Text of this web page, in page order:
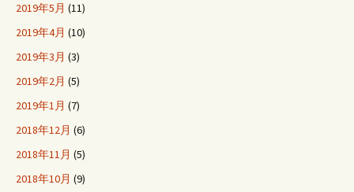
2019年5月 (11)
2019年4月 (10)
2019年3月 (3)
2019年2月 (5)
2019年1月 (7)
2018年12月 (6)
2018年11月 (5)
2018年10月 (9)